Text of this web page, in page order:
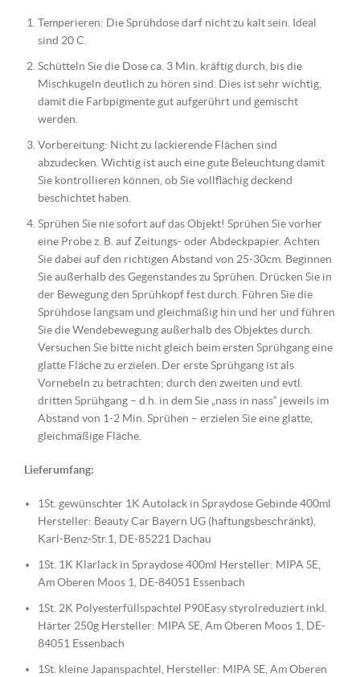
Temperieren: Die Sprühdose darf nicht zu kalt sein. Ideal
sind 20 C.
Schütteln Sie die Dose ca. 3 Min. kräftig durch, bis die
Mischkugeln deutlich zu hören sind. Dies ist sehr wichtig,
damit die Farbpigmente gut aufgerührt und gemischt
werden.
Vorbereitung: Nicht zu lackierende Flächen sind
abzudecken. Wichtig ist auch eine gute Beleuchtung damit
Sie kontrollieren können, ob Sie vollflächig deckend
beschichtet haben.
Sprühen Sie nie sofort auf das Objekt! Sprühen Sie vorher
eine Probe z. B. auf Zeitungs- oder Abdeckpapier. Achten
Sie dabei auf den richtigen Abstand von 25-30cm. Beginnen
Sie außerhalb des Gegenstandes zu Sprühen. Drücken Sie in
der Bewegung den Sprühkopf fest durch. Führen Sie die
Sprühdose langsam und gleichmäßig hin und her und führen
Sie die Wendebewegung außerhalb des Objektes durch.
Versuchen Sie bitte nicht gleich beim ersten Sprühgang eine
glatte Fläche zu erzielen. Der erste Sprühgang ist als
Vornebeln zu betrachten; durch den zweiten und evtl.
dritten Sprühgang – d.h. in dem Sie „nass in nass“ jeweils im
Abstand von 1-2 Min. Sprühen – erzielen Sie eine glatte,
gleichmäßige Fläche.
Lieferumfang:
1St. gewünschter 1K Autolack in Spraydose Gebinde 400ml
Hersteller: Beauty Car Bayern UG (haftungsbeschränkt),
Karl-Benz-Str.1, DE-85221 Dachau
1St. 1K Klarlack in Spraydose 400ml Hersteller: MIPA SE,
Am Oberen Moos 1, DE-84051 Essenbach
1St. 2K Polyesterfüllspachtel P90Easy styrolreduziert inkl.
Härter 250g Hersteller: MIPA SE, Am Oberen Moos 1, DE-
84051 Essenbach
1St. kleine Japanspachtel, Hersteller: MIPA SE, Am Oberen